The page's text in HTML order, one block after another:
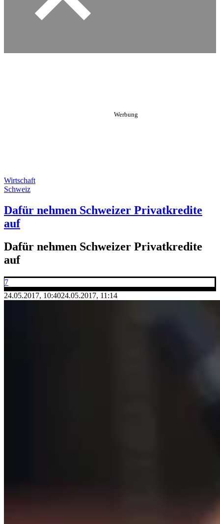
Wirtschaft
Schweiz
Dafür nehmen Schweizer Privatkredite
auf
Dafür nehmen Schweizer Privatkredite
auf
7
24.05.2017, 10:4024.05.2017, 11:14